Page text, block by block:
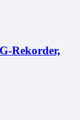
Rekorder,